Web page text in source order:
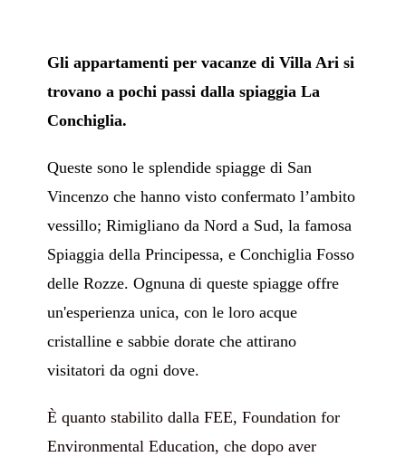
Gli appartamenti per vacanze di Villa Ari si
trovano a pochi passi dalla spiaggia La
Conchiglia.
Queste sono le splendide spiagge di San
Vincenzo che hanno visto confermato l’ambito
vessillo; Rimigliano da Nord a Sud, la famosa
Spiaggia della Principessa, e Conchiglia Fosso
delle Rozze. Ognuna di queste spiagge offre
un'esperienza unica, con le loro acque
cristalline e sabbie dorate che attirano
visitatori da ogni dove.
È quanto stabilito dalla FEE, Foundation for
Environmental Education, che dopo aver